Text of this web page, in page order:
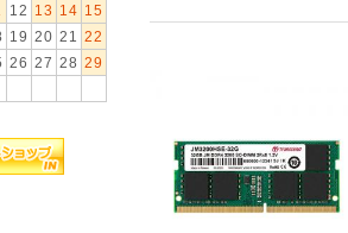
12 13 14 15
19 20 21
22
26 27 28 29